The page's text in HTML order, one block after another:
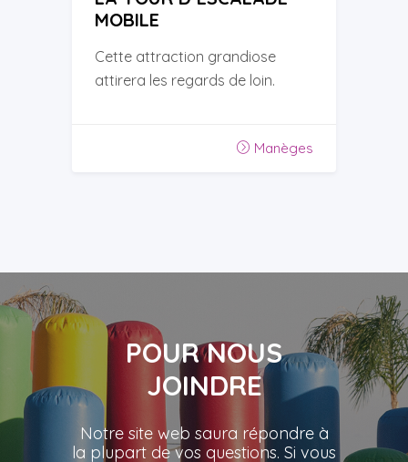
MOBILE
Cette attraction grandiose
attirera les regards de loin.
Manèges
POUR NOUS
JOINDRE
Notre site web saura répondre à
la plupart de vos questions. Si vous